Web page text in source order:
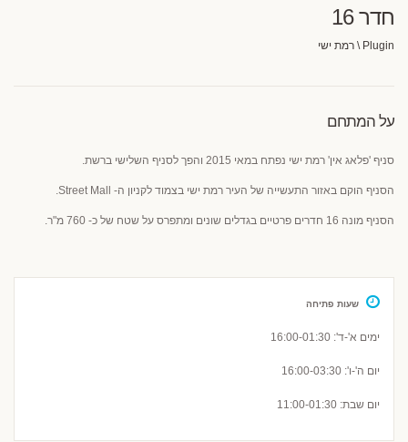
חדר 16
Plugin \ רמת ישי
על המתחם
סניף 'פלאג אין' רמת ישי נפתח במאי 2015 והפך לסניף השלישי ברשת.
הסניף הוקם באזור התעשייה של העיר רמת ישי בצמוד לקניון ה- Street Mall.
הסניף מונה 16 חדרים פרטיים בגדלים שונים ומתפרס על שטח של כ- 760 מ"ר.
שעות פתיחה
ימים א'-ד': 16:00-01:30
יום ה'-ו': 16:00-03:30
יום שבת: 11:00-01:30